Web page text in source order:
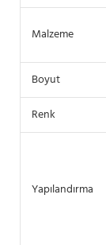
Malzeme
Boyut
Renk
Yapılandırma